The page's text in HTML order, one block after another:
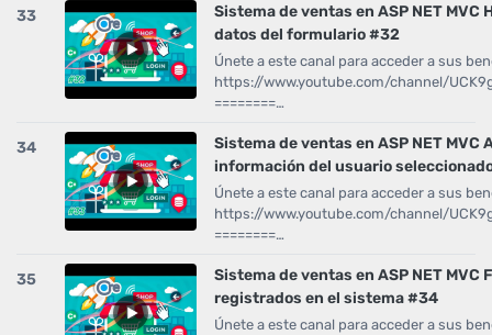
33
Sistema de ventas en ASP NET
datos del formulario #32
Únete a este canal para acceder a sus
https://www.youtube.com/channel/
========…
34
Sistema de ventas en ASP NET MVC
información del usuario
Únete a este canal para acceder a sus
https://www.youtube.com/channel/
========…
35
Sistema de ventas en ASP NET
registrados en el sistema #34
Únete a este canal para acceder a sus